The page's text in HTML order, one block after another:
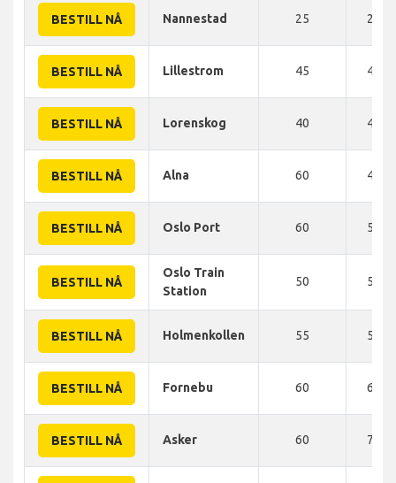
BESTILL NÅ Nannestad 25 20
BESTILL NÅ Lillestrom 45 40
BESTILL NÅ Lorenskog 40 40
BESTILL NÅ Alna 60 42
BESTILL NÅ Oslo Port 60 50
BESTILL NÅ
Oslo Train
Station
50 55
BESTILL NÅ Holmenkollen 55 57
BESTILL NÅ Fornebu 60 60
BESTILL NÅ Asker 60 72